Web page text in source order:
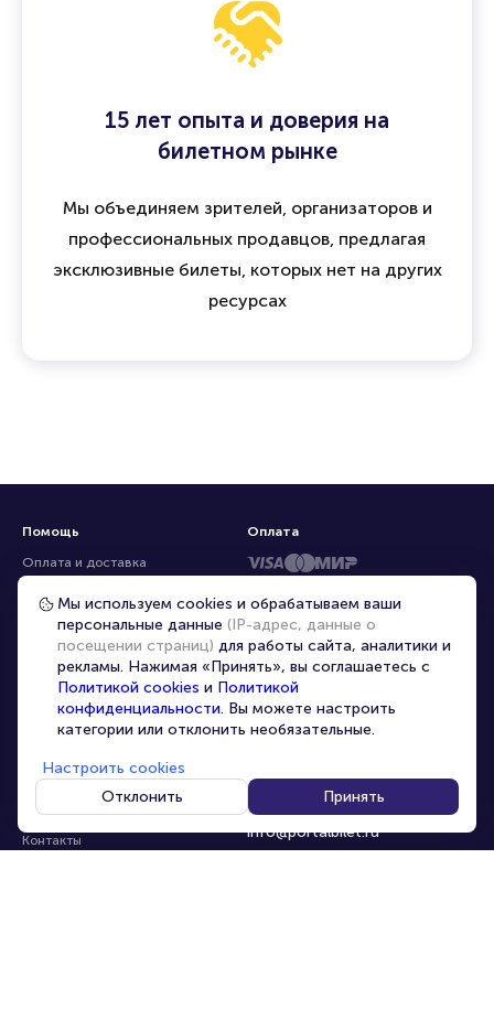
15 лет опыта и доверия на
билетном рынке
Мы объединяем зрителей, организаторов и
профессиональных продавцов, предлагая
эксклюзивные билеты, которых нет на других
ресурсах
Помощь
Оплата и доставка
Частые вопросы
Перепродажа билетов
Организаторам
Корпоративным клиентам
VIP-билеты
Персональные данные
О компании
Контакты
8-800-500-42-62
8-499-226-15-14
info@portalbilet.ru
С 10:00 до 21:00,
Оплата
Мы используем cookies и обрабатываем ваши
персональные данные (IP-адрес, данные о
посещении страниц) для работы сайта, аналитики и
рекламы. Нажимая «Принять», вы соглашаетесь с
Политикой cookies и Политикой
конфиденциальности. Вы можете настроить
категории или отклонить необязательные.
Настроить cookies
Отклонить
Принять